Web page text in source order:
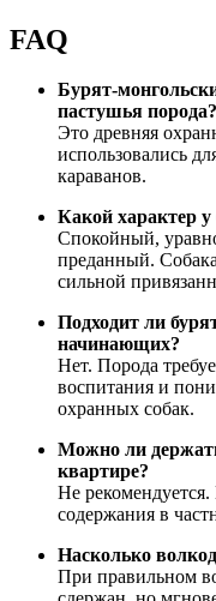
FAQ
Бурят-
пастушья порода?
Это древняя
использовались
караванов.
Какой характер у
Спокойный,
преданный.
сильной
Подходит ли
начинающих?
Нет. Порода
воспитания и
охранных собак.
Можно ли
квартире?
Не
содержания в
Насколько
При правильном